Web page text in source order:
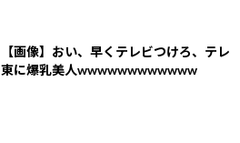
【画像】おい、早くテレビつけろ、テレ
東に爆乳美人wwwwwwwwwwww